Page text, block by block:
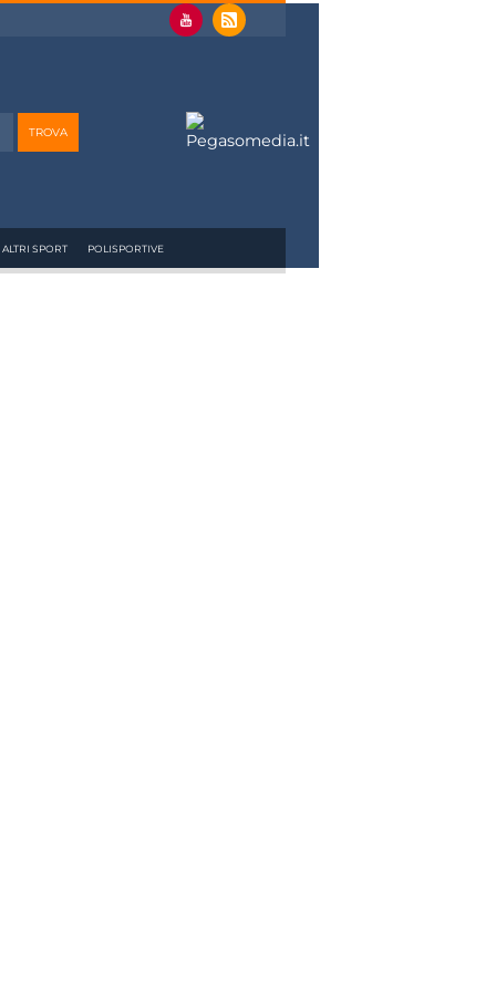
ALTRI SPORT POLISPORTIVE